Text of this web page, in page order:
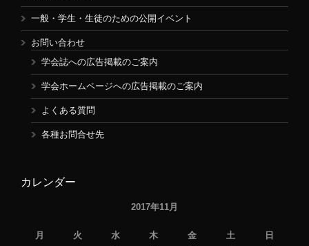
一般・学生・生徒のための公開イベント
お問い合わせ
学会誌への広告掲載のご案内
学会ホームページへの広告掲載のご案内
よくある質問
各種お問合せ先
カレンダー
2017年11月
月 火 水 木 金 土
日